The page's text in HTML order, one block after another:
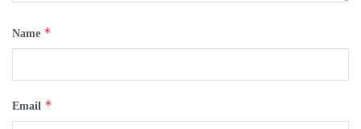
Name *
Email *